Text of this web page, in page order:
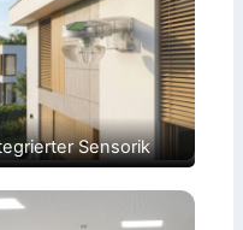
Sensorik